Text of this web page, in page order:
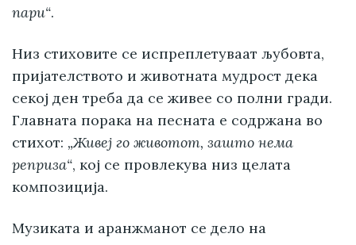
пари“.
Низ стиховите се испреплетуваат љубовта,
пријателството и животната мудрост дека
секој ден треба да се живее со полни гради.
Главната порака на песната е содржана во
стихот: „Живеј го животот, зашто нема
реприза“, кој се провлекува низ целата
композиција.
Музиката и аранжманот се дело на